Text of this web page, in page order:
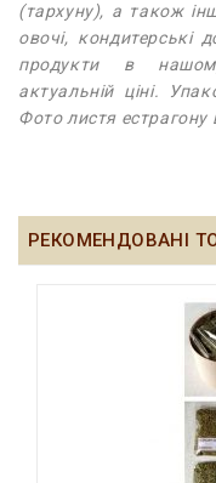
(тархуну), а також
овочі, кондитерські
продукти в
актуальній ціні.
Фото листя естрагону
РЕКОМЕНДОВАНІ